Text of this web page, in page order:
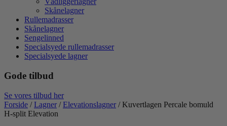
Skånelagner
Rullemadrasser
Skånelagner
Sengelinned
Specialsyede rullemadrasser
Specialsyede lagner
Gode tilbud
Se vores tilbud her
Forside /Lagner /Elevationslagner / Kuvertlagen Percale bomuld
H-split Elevation